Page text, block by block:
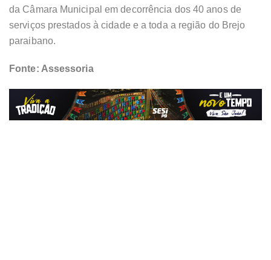
da Câmara Municipal em decorrência dos 40 anos de
serviços prestados à cidade e a toda a região do Brejo
paraibano.
Fonte: Assessoria